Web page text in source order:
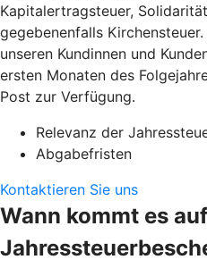
Kapitalertragsteuer,
gegebenenfalls
unseren Kundinnen und
ersten Monaten des
Post zur Verfügung.
Relevanz der
Abgabefristen
Kontaktieren Sie uns
Wann kommt es